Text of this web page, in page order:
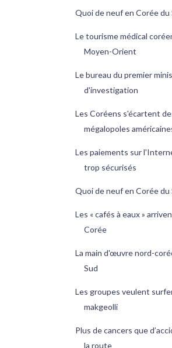
Quoi de neuf en Corée du
Le tourisme médical
Moyen-Orient
Le bureau du premier
d'investigation
Les Coréens s'écartent
mégalopoles
Les paiements sur
trop sécurisés
Quoi de neuf en Corée du
Les « cafés à eaux »
Corée
La main d'œuvre nord-
Sud
Les groupes veulent
makgeolli
Plus de cancers que
la route